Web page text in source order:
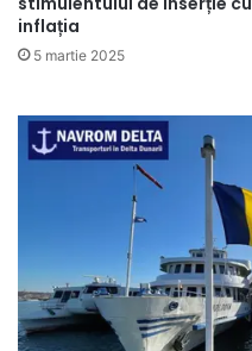
inflația
5 martie 2025